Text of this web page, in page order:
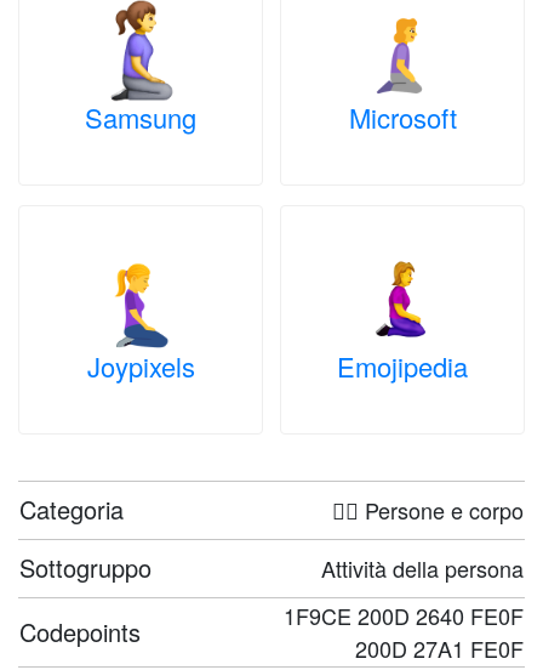
Samsung Microsoft
Joypixels Emojipedia
Categoria 🤦‍♀️ Persone e corpo
Sottogruppo Attività della persona
Codepoints
1F9CE 200D 2640 FE0F
200D 27A1 FE0F